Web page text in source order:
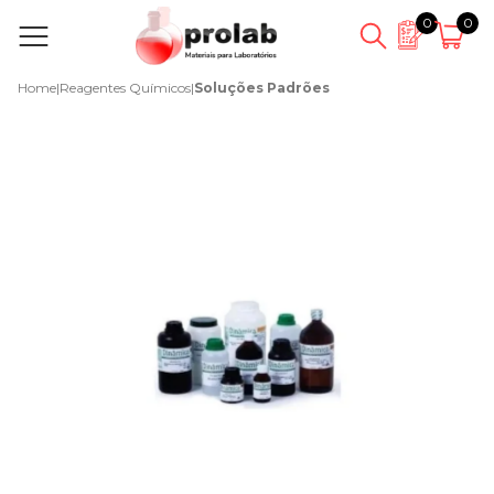
0 0
Home|Reagentes Químicos|Soluções Padrões